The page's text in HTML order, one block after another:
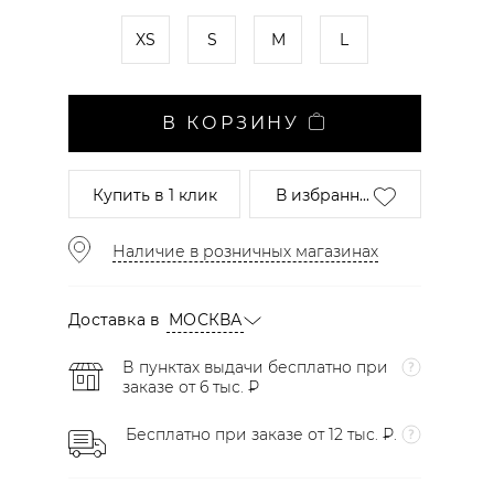
XS S M L
В КОРЗИНУ
Купитьв 1 клик В избранн...
Наличие в розничных магазинах
Доставка в МОСКВА
В пунктах выдачи бесплатно при
заказе от 6 тыс. ₽
Бесплатно при заказе от 12 тыс. ₽.